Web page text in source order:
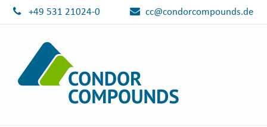
+49 531 21024-0 cc@condorcompounds.de